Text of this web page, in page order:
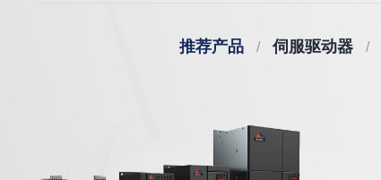
推荐产品 伺服驱动器